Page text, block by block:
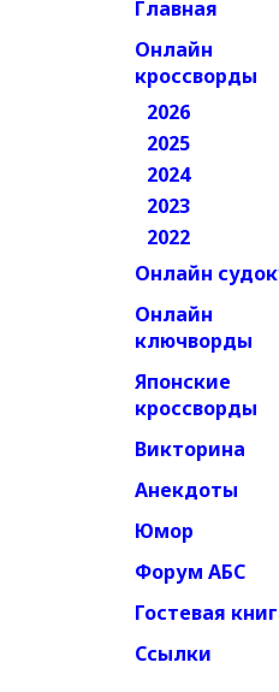
Главная
Онлайн
кроссворды
2026
2025
2024
2023
2022
Онлайн
Онлайн
ключворды
Японские
кроссворды
Викторина
Анекдоты
Юмор
Форум АБС
Гостевая
Ссылки